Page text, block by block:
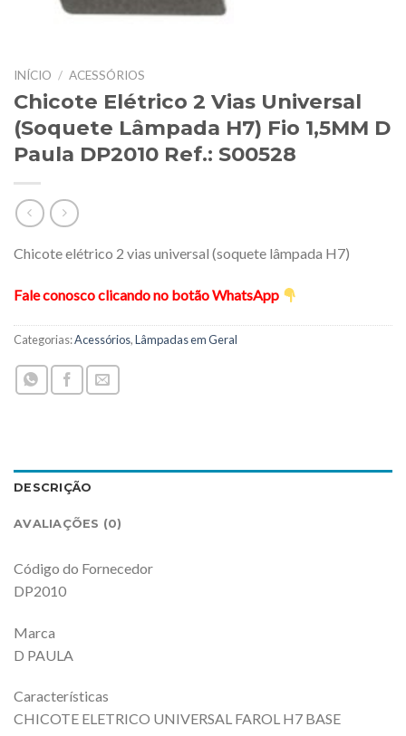
INÍCIO / ACESSÓRIOS
Chicote Elétrico 2 Vias Universal
(Soquete Lâmpada H7) Fio 1,5MM D
Paula DP2010 Ref.: S00528
Chicote elétrico 2 vias universal (soquete lâmpada H7)
Fale conosco clicando no botão WhatsApp
Categorias:Acessórios,Lâmpadas em Geral
DESCRIÇÃO
AVALIAÇÕES (0)
Código do Fornecedor
DP2010
Marca
D PAULA
Características
CHICOTE ELETRICO UNIVERSAL FAROL H7 BASE